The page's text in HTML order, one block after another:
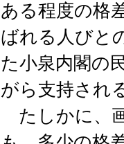
ある程度の格
ばれる人びと
た小泉内閣の
がら支持され
たしかに、